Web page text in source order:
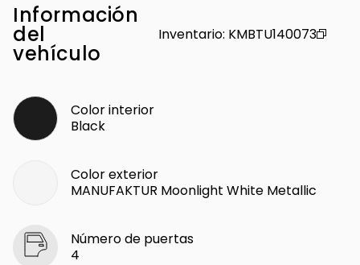
Información
del
vehículo
Inventario: KMBTU140073
Color interior
Black
Color exterior
MANUFAKTUR Moonlight White Metallic
Número de puertas
4